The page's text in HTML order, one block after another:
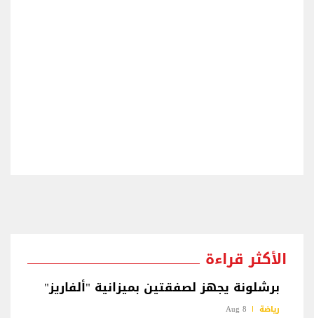
الأكثر قراءة
برشلونة يجهز لصفقتين بميزانية "ألفاريز"
رياضة 8 Aug